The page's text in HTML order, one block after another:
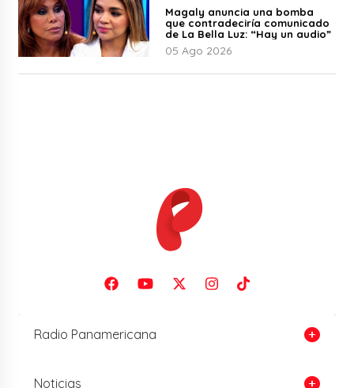
Magaly anuncia una bomba
que contradeciría comunicado
de La Bella Luz: “Hay un audio”
05 Ago 2026
Radio Panamericana
Noticias